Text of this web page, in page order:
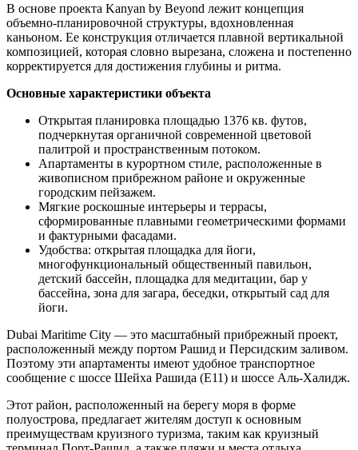
В основе проекта Kanyan by Beyond лежит концепция
объемно-планировочной структуры, вдохновленная
каньоном. Ее конструкция отличается плавной вертикальной
композицией, которая словно вырезана, сложена и постепенно
корректируется для достижения глубины и ритма.
Основные характеристики объекта
Открытая планировка площадью 1376 кв. футов,
подчеркнутая органичной современной цветовой
палитрой и пространственным потоком.
Апартаменты в курортном стиле, расположенные в
живописном прибрежном районе и окруженные
городским пейзажем.
Мягкие роскошные интерьеры и террасы,
сформированные плавными геометрическими формами
и фактурными фасадами.
Удобства: открытая площадка для йоги,
многофункциональный общественный павильон,
детский бассейн, площадка для медитации, бар у
бассейна, зона для загара, беседки, открытый сад для
йоги.
Dubai Maritime City — это масштабный прибрежный проект,
расположенный между портом Рашид и Персидским заливом.
Поэтому эти апартаменты имеют удобное транспортное
сообщение с шоссе Шейха Рашида (E11) и шоссе Аль-Халидж.
Этот район, расположенный на берегу моря в форме
полуострова, предлагает жителям доступ к основным
преимуществам круизного туризма, таким как круизный